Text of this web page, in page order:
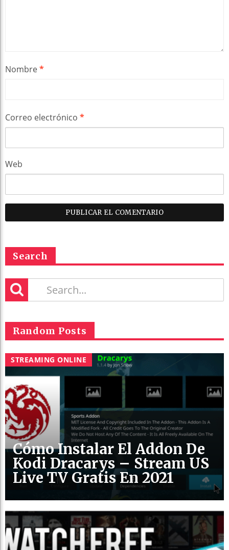
Nombre*
Correo electrónico *
Web
Search
Random Posts
STREAMING ONLINE
Cómo Instalar El Addon De
Kodi Dracarys – Stream US
Live TV Gratis En 2021